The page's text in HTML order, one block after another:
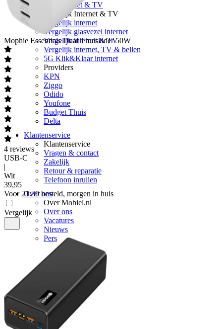
Alle internet & TV
Vergelijk Internet & TV
Vergelijk internet
Vergelijk glasvezel internet
Vergelijk internet & TV
Vergelijk internet, TV & bellen
5G Klik&Klaar internet
Providers
KPN
Ziggo
Odido
Youfone
Budget Thuis
Delta
Klantenservice
Klantenservice
Vragen & contact
Zakelijk
Retour & reparatie
Telefoon inruilen
Over ons
Over Mobiel.nl
Over ons
Vacatures
Nieuws
Pers
Mophie Essentials Dual Thuislader 50W
4 reviews
USB-C
|
Wit
39,95
Voor 21:30 besteld, morgen in huis
Vergelijk